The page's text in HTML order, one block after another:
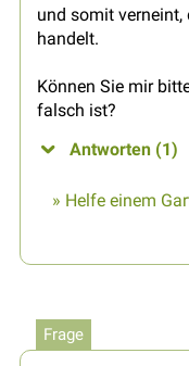
und somit verneint,
handelt.
Können Sie mir
falsch ist?
Antworten (1)
» Helfe einem
Frage